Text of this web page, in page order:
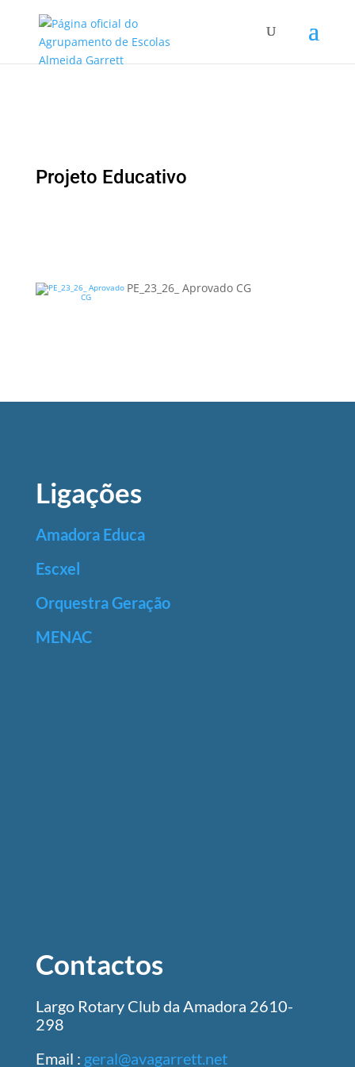
Projeto Educativo
PE_23_26_ Aprovado CG
Ligações
Amadora Educa
Escxel
Orquestra Geração
MENAC
Contactos
Largo Rotary Club da Amadora 2610-
298
Email : geral@avagarrett.net